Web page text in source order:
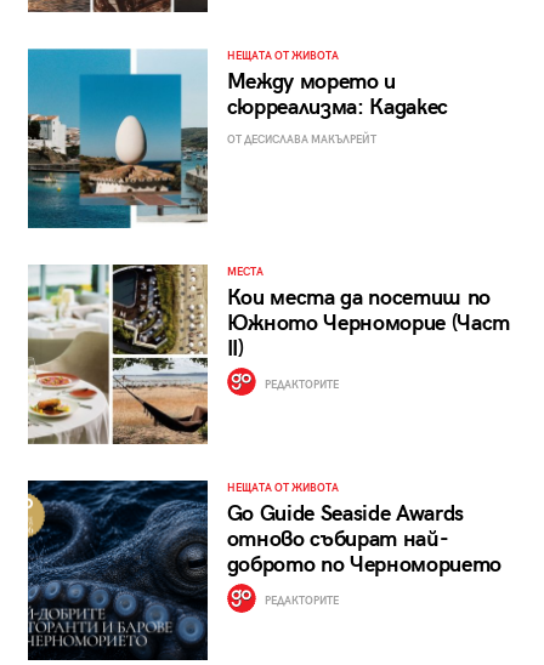
НЕЩАТА ОТ ЖИВОТА
Между морето и
сюрреализма: Кадакес
ОТ ДЕСИСЛАВА МАКЪЛРЕЙТ
МЕСТА
Кои места да посетиш по
Южното Черноморие (Част
II)
РЕДАКТОРИТЕ
НЕЩАТА ОТ ЖИВОТА
Go Guide Seaside Awards
отново събират най-
доброто по Черноморието
РЕДАКТОРИТЕ